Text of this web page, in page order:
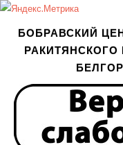
БОБРАВСКИЙ